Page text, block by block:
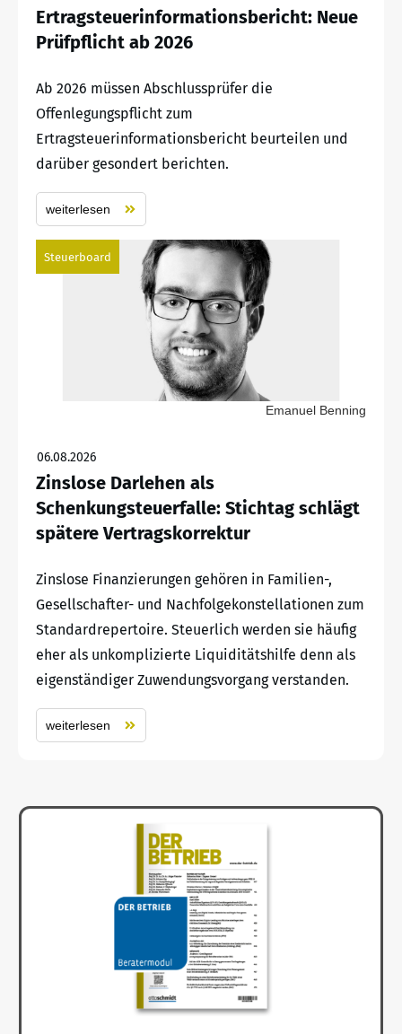
Ertragsteuerinformationsbericht: Neue
Prüfpflicht ab 2026
Ab 2026 müssen Abschlussprüfer die
Offenlegungspflicht zum
Ertragsteuerinformationsbericht beurteilen und
darüber gesondert berichten.
weiterlesen
Steuerboard
Emanuel Benning
06.08.2026
Zinslose Darlehen als
Schenkungsteuerfalle: Stichtag schlägt
spätere Vertragskorrektur
Zinslose Finanzierungen gehören in Familien-,
Gesellschafter- und Nachfolgekonstellationen zum
Standardrepertoire. Steuerlich werden sie häufig
eher als unkomplizierte Liquiditätshilfe denn als
eigenständiger Zuwendungsvorgang verstanden.
weiterlesen